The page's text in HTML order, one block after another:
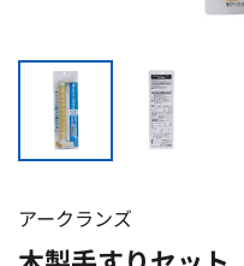
アークランズ